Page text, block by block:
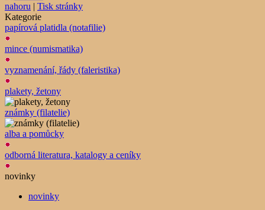
nahoru | Tisk stránky
Kategorie
papírová platidla (notafilie)
mince (numismatika)
vyznamenání, řády (faleristika)
plakety, žetony
známky (filatelie)
alba a pomůcky
odborná literatura, katalogy a ceníky
novinky
novinky